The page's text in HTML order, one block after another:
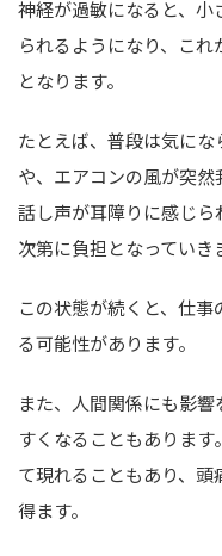
神経が過敏になると、
られるようになり、こ
となります。
たとえば、普段は気に
や、エアコンの風が突
話し声が耳障りに感じ
次第に負担となっていき
この状態が続くと、仕
る可能性があります。
また、人間関係にも影
すくなることもありま
て現れることもあり、
得ます。